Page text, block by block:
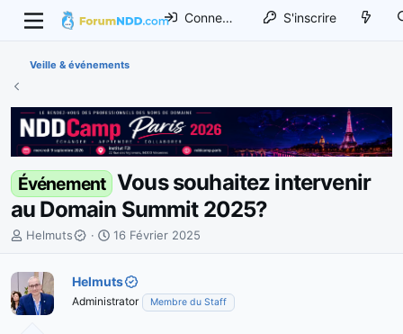
Connexion S'inscrire
Veille & événements
Événement Vous souhaitez intervenir
au Domain Summit 2025?
I
i
t
Helmuts
D
e
d
16 Février 2025
Helmuts
Administrator Membre du Staff